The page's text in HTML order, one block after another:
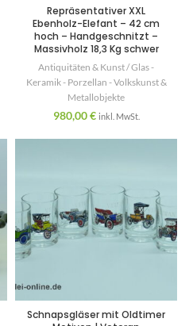
Repräsentativer XXL
Ebenholz-Elefant – 42 cm
hoch – Handgeschnitzt –
Massivholz 18,3 Kg schwer
Antiquitäten & Kunst / Glas -
Keramik - Porzellan - Volkskunst &
Metallobjekte
980,00€ inkl. MwSt.
Schnapsgläser mit Oldtimer